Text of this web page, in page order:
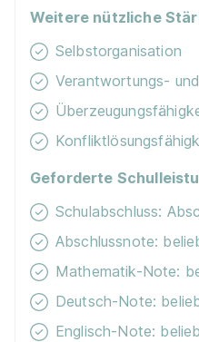
Weitere nützliche
Selbstorganisation
Verantwortungs-
Geforderte
Schulabschluss:
Abschlussnote:
Mathematik-Note:
Deutsch-Note:
Englisch-Note: